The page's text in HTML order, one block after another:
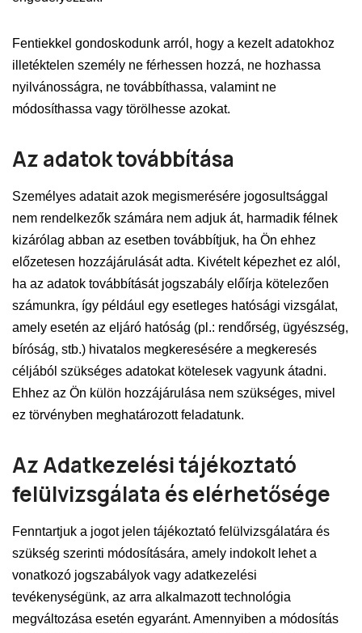
Fentiekkel gondoskodunk arról, hogy a kezelt adatokhoz
illetéktelen személy ne férhessen hozzá, ne hozhassa
nyilvánosságra, ne továbbíthassa, valamint ne
módosíthassa vagy törölhesse azokat.
Az adatok továbbítása
Személyes adatait azok megismerésére jogosultsággal
nem rendelkezők számára nem adjuk át, harmadik félnek
kizárólag abban az esetben továbbítjuk, ha Ön ehhez
előzetesen hozzájárulását adta. Kivételt képezhet ez alól,
ha az adatok továbbítását jogszabály előírja kötelezően
számunkra, így például egy esetleges hatósági vizsgálat,
amely esetén az eljáró hatóság (pl.: rendőrség, ügyészség,
bíróság, stb.) hivatalos megkeresésére a megkeresés
céljából szükséges adatokat kötelesek vagyunk átadni.
Ehhez az Ön külön hozzájárulása nem szükséges, mivel
ez törvényben meghatározott feladatunk.
Az Adatkezelési tájékoztató
felülvizsgálata és elérhetősége
Fenntartjuk a jogot jelen tájékoztató felülvizsgálatára és
szükség szerinti módosítására, amely indokolt lehet a
vonatkozó jogszabályok vagy adatkezelési
tevékenységünk, az arra alkalmazott technológia
megváltozása esetén egyaránt. Amennyiben a módosítás